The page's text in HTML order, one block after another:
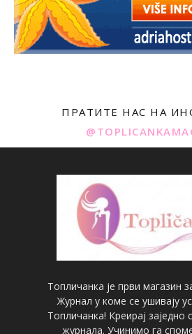
ПРАТИТЕ НАС НА
Топличанка је први магазин
Журнал у коме се ушивају
Топличанка! Креирај заједно
журнала. Учинимо га